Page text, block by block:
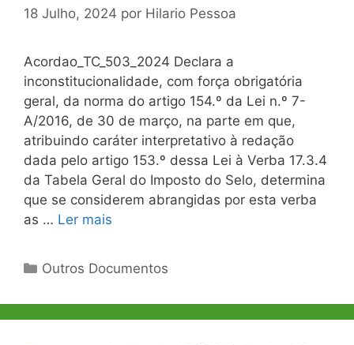
18 Julho, 2024 por Hilario Pessoa
Acordao_TC_503_2024 Declara a
inconstitucionalidade, com força obrigatória
geral, da norma do artigo 154.º da Lei n.º 7-
A/2016, de 30 de março, na parte em que,
atribuindo caráter interpretativo à redação
dada pelo artigo 153.º dessa Lei à Verba 17.3.4
da Tabela Geral do Imposto do Selo, deter­mina
que se considerem abrangidas por esta verba
as … Ler mais
Categorias
Outros Documentos